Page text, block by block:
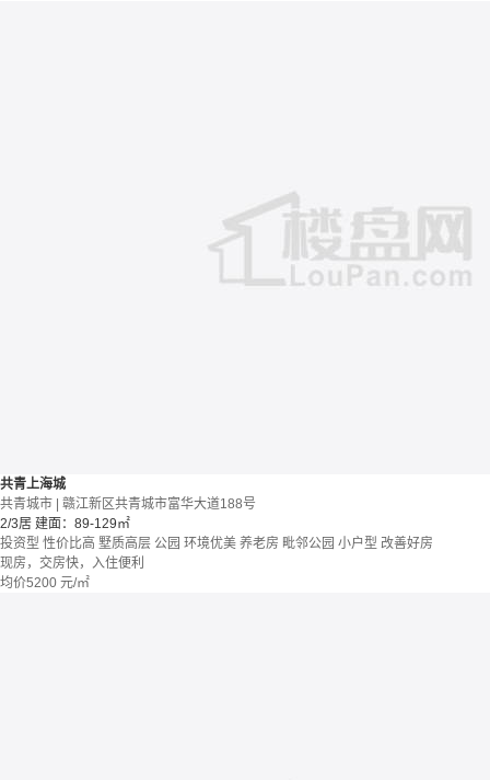
共青上海城
共青城市 | 赣江新区共青城市富华大道188号
2/3居 建面：89-129㎡
投资型 性价比高 墅质高层 公园 环境优美 养老房 毗邻公园 小户型 改善好房
现房，交房快，入住便利
均价5200 元/㎡